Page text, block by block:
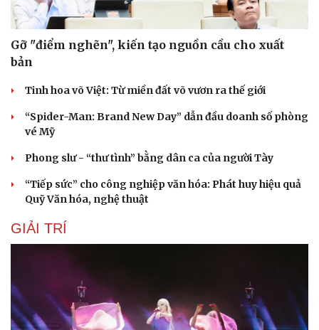
Gỡ "điểm nghẽn", kiến tạo nguồn cầu cho xuất
bản
Tinh hoa võ Việt: Từ miền đất võ vươn ra thế giới
“Spider-Man: Brand New Day” dẫn đầu doanh số phòng
vé Mỹ
Phong slư - “thư tình” bằng dân ca của người Tày
“Tiếp sức” cho công nghiệp văn hóa: Phát huy hiệu quả
Quỹ Văn hóa, nghệ thuật
GIẢI TRÍ